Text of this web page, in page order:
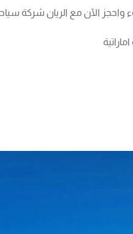
واحجز الآن مع الريان شركة